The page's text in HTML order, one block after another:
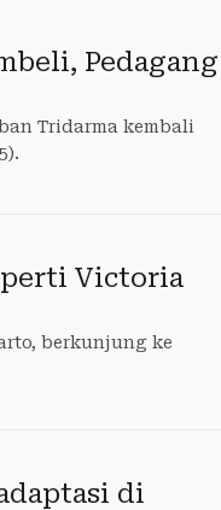
Pedagang
Tridarma kembali
Victoria
berkunjung ke
di